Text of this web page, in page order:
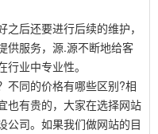
后还要进行后续的维护，
供服务，源.源不断地给客
业中专业性。
同的价格有哪些区别?相
也有贵的，大家在选择网站
公司。如果我们做网站的目